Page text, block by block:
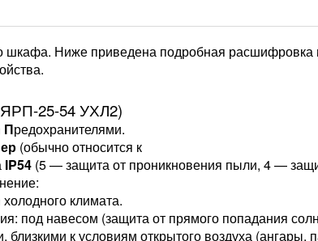
шкафа. Ниже приведена подробная расшифровка
25-54 УХЛ2)
Предохранителями.
(обычно относится к
IP54 (5 — защита от проникновения пыли, 4 —
климата.
под навесом (защита от прямого попадания
к условиям открытого воздуха (ангары,